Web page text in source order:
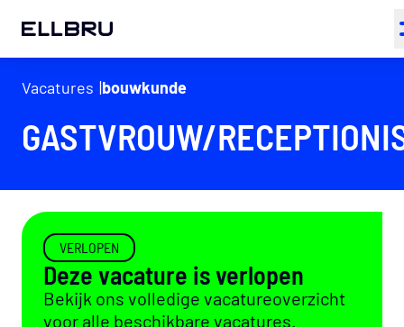
ELLBRU
Vacatures bouwkunde
GASTVROUW/
VERLOPEN
Deze vacature is verlopen
Bekijk ons volledige vacatureoverzicht
voor alle beschikbare vacatures.